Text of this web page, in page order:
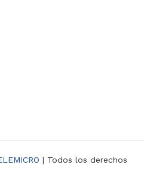
| Todos los derechos